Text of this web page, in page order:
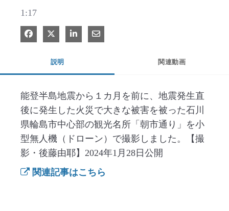
1:17
Facebook で共有
Xで共有する
LinkedIn で共有
電子メールで共有
説明 関連動画
能登半島地震から１カ月を前に、地震発生直
後に発生した火災で大きな被害を被った石川
県輪島市中心部の観光名所「朝市通り」を小
型無人機（ドローン）で撮影しました。【撮
影・後藤由耶】2024年1月28日公開
関連記事はこちら